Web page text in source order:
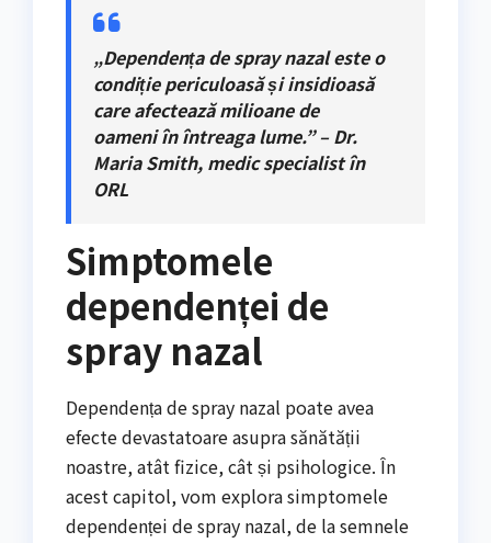
„Dependența de spray nazal este o
condiție periculoasă și insidioasă
care afectează milioane de
oameni în întreaga lume.” – Dr.
Maria Smith, medic specialist în
ORL
Simptomele
dependenței de
spray nazal
Dependența de spray nazal poate avea
efecte devastatoare asupra sănătății
noastre, atât fizice, cât și psihologice. În
acest capitol, vom explora simptomele
dependenței de spray nazal, de la semnele